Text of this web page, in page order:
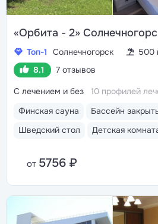
«Орбита - 2»
Топ-1 Солнечногорск
500
8.1
7 отзывов
Финская сауна
Бассейн
Шведский стол
Детская
С лечением и без 10 профилей
от 5756 ₽